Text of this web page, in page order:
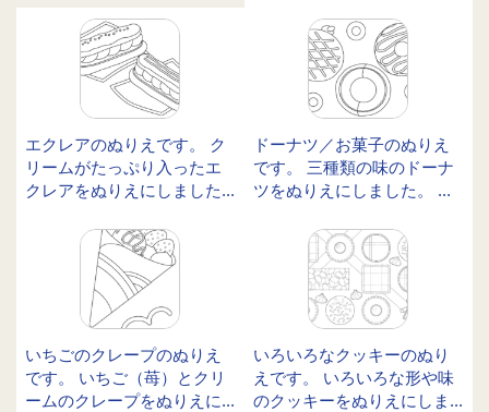
エクレアのぬりえです。 ク
リームがたっぷり入ったエ
クレアをぬりえにしました...
ドーナツ／お菓子のぬりえ
です。 三種類の味のドーナ
ツをぬりえにしました。 ...
いちごのクレープのぬりえ
です。 いちご（苺）とクリ
ームのクレープをぬりえに...
いろいろなクッキーのぬり
えです。 いろいろな形や味
のクッキーをぬりえにしま...